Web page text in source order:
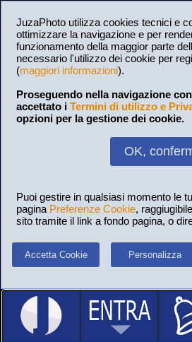
JuzaPhoto utilizza cookies tecnici e
ottimizzare la navigazione e per
funzionamento della maggior parte
necessario l'utilizzo dei cookie per
(maggiori informazioni).
Proseguendo nella navigazione
accettato i Termini di utilizzo e
opzioni per la gestione dei cookie.
OK,
Puoi gestire in qualsiasi momento le
pagina Preferenze Cookie,
sito tramite il link a fondo pagina, o
Accetta Cookie Personalizza